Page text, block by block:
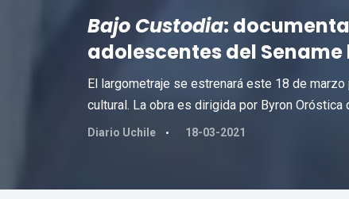
Bajo Custodia:
adolescentes del Sename
El largometraje se estrenará este 18 de
cultural. La obra es dirigida por Byron Oróstica
Diario Uchile 18-03-2021